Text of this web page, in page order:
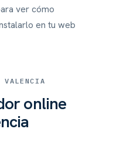
ver cómo
en tu web
VALENCIA
online